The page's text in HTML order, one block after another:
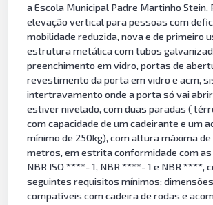
a Escola Municipal Padre Martinho
elevação vertical para pessoas com
mobilidade reduzida, nova e de primeiro
estrutura metálica com tubos
preenchimento em vidro, portas de
revestimento da porta em vidro e acm,
intertravamento onde a porta só vai
estiver nivelado, com duas paradas (
com capacidade de um cadeirante e um
mínimo de 250kg), com altura máxima
metros, em estrita conformidade com
NBR ISO ****- 1, NBR ****- 1 e NBR ****,
seguintes requisitos mínimos:
compatíveis com cadeira de rodas e